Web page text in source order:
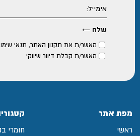
מאשר/ת את תקנון האתר, תנאי
מאשר/ת קבלת דיוור שיווקי
מפת אתר
ראשי
חומרי